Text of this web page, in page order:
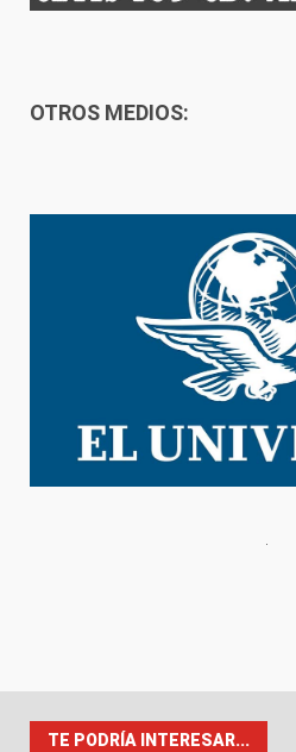
OTROS MEDIOS:
TE PODRÍA INTERESAR...